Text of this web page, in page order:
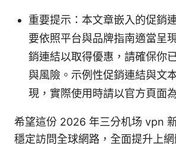
重要提示：本文章嵌入的促銷
要依照平台與品牌指南適當呈
銷連結以取得優惠，請確保你
與風險。示例性促銷連結與文
現，實際使用時請以官方頁面
希望這份 2026 年三分机场 vpn
穩定訪問全球網路，全面提升上網